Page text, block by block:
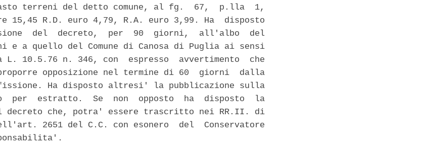
terreni del detto comune, al fg.  67,  p.lla  1,
15,45 R.D. euro 4,79, R.A. euro 3,99. Ha  disposto
del  decreto,  per  90  giorni,  all'albo  del
e a quello del Comune di Canosa di Puglia ai sensi
10.5.76 n. 346, con  espresso  avvertimento  che
opposizione nel termine di 60  giorni  dalla
Ha disposto altresi' la pubblicazione sulla
per  estratto.  Se  non  opposto  ha  disposto  la
decreto che, potra' essere trascritto nei RR.II. di
2651 del C.C. con esonero  del  Conservatore